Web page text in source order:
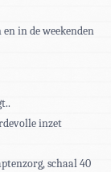
in de weekenden
inzet
schaal 40